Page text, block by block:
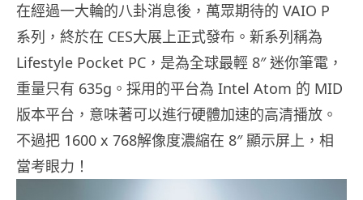
在經過一大輪的八卦消息後，萬眾期待的 VAIO P
系列，終於在 CES大展上正式發布。新系列稱為
Lifestyle Pocket PC，是為全球最輕 8″ 迷你筆電，
重量只有 635g。採用的平台為 Intel Atom 的 MID
版本平台，意味著可以進行硬體加速的高清播放。
不過把 1600 x 768解像度濃縮在 8″ 顯示屏上，相
當考眼力！